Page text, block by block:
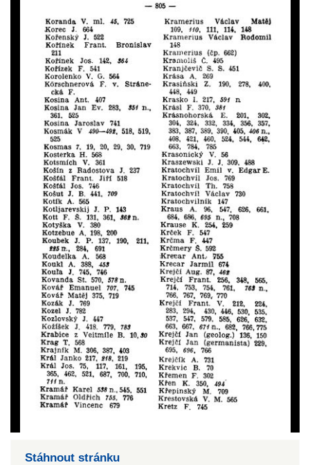
Stáhnout stránku